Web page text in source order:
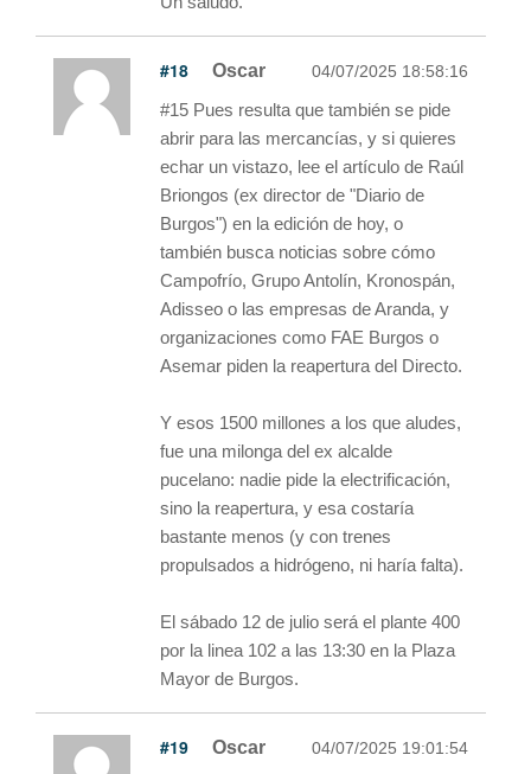
#18 Oscar 04/07/2025 18:58:16
#15 Pues resulta que también se pide
abrir para las mercancías, y si quieres
echar un vistazo, lee el artículo de Raúl
Briongos (ex director de "Diario de
Burgos") en la edición de hoy, o
también busca noticias sobre cómo
Campofrío, Grupo Antolín, Kronospán,
Adisseo o las empresas de Aranda, y
organizaciones como FAE Burgos o
Asemar piden la reapertura del Directo.
Y esos 1500 millones a los que aludes,
fue una milonga del ex alcalde
pucelano: nadie pide la electrificación,
sino la reapertura, y esa costaría
bastante menos (y con trenes
propulsados a hidrógeno, ni haría falta).
El sábado 12 de julio será el plante 400
por la linea 102 a las 13:30 en la Plaza
Mayor de Burgos.
#19 Oscar 04/07/2025 19:01:54